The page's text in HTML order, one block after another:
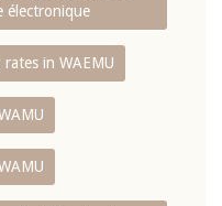
électronique
in WAEMU